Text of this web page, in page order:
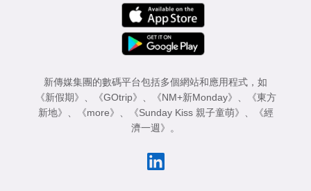
新傳媒集團的數碼平台包括多個網站和應用程式，如
《新假期》 、 《GOtrip》 、 《NM+新Monday》 、
《東方
新地》 、 《more》 、 《Sunday Kiss 親子童萌》 、
《經
濟一週》 。